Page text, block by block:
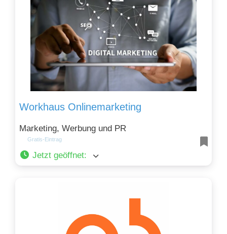
Workhaus Onlinemarketing
Marketing, Werbung und PR
Gratis-Eintrag
Jetzt geöffnet: